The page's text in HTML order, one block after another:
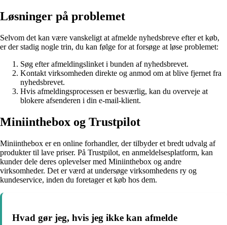
Løsninger på problemet
Selvom det kan være vanskeligt at afmelde nyhedsbreve efter et køb,
er der stadig nogle trin, du kan følge for at forsøge at løse problemet:
Søg efter afmeldingslinket i bunden af nyhedsbrevet.
Kontakt virksomheden direkte og anmod om at blive fjernet fra
nyhedsbrevet.
Hvis afmeldingsprocessen er besværlig, kan du overveje at
blokere afsenderen i din e-mail-klient.
Miniinthebox og Trustpilot
Miniinthebox er en online forhandler, der tilbyder et bredt udvalg af
produkter til lave priser. På Trustpilot, en anmeldelsesplatform, kan
kunder dele deres oplevelser med Miniinthebox og andre
virksomheder. Det er værd at undersøge virksomhedens ry og
kundeservice, inden du foretager et køb hos dem.
Hvad gør jeg, hvis jeg ikke kan afmelde